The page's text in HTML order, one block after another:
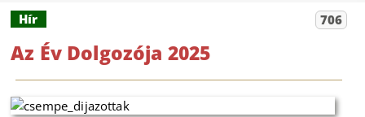
706
Hír
Az Év Dolgozója 2025